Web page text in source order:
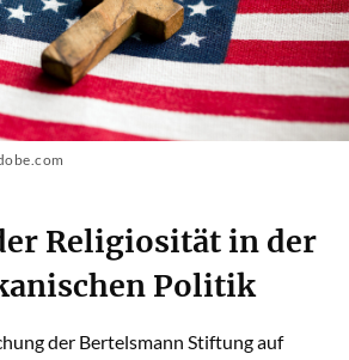
Religiosität in der
Politik
der Bertelsmann Stiftung auf